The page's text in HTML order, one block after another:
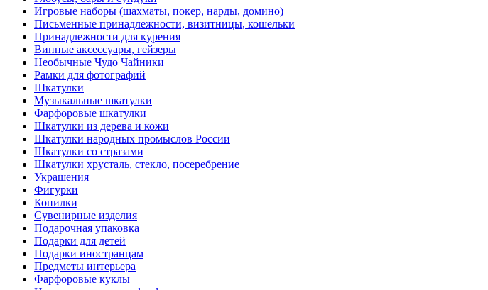
Игровые наборы (шахматы, покер, нарды, домино)
Письменные принадлежности, визитницы, кошельки
Принадлежности для курения
Винные аксессуары, гейзеры
Необычные Чудо Чайники
Рамки для фотографий
Шкатулки
Музыкальные шкатулки
Фарфоровые шкатулки
Шкатулки из дерева и кожи
Шкатулки народных промыслов России
Шкатулки со стразами
Шкатулки хрусталь, стекло, посеребрение
Украшения
Фигурки
Копилки
Сувенирные изделия
Подарочная упаковка
Подарки для детей
Подарки иностранцам
Предметы интерьера
Фарфоровые куклы